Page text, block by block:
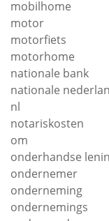
mobilhome
motor
motorfiets
motorhome
nationale bank
nationale
nl
notariskosten
om
onderhandse
ondernemer
onderneming
ondernemings